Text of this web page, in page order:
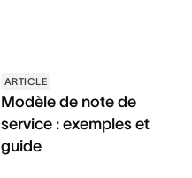
ARTICLE
Modèle de note de
service : exemples et
guide